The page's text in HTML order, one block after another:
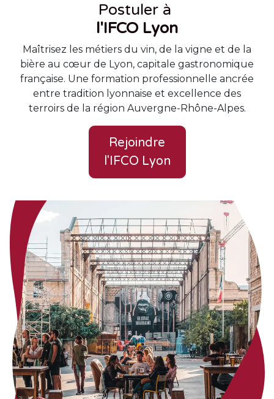
Postuler à
l'IFCO Lyon
Maîtrisez les métiers du vin, de la vigne et de la
bière au cœur de Lyon, capitale gastronomique
française. Une formation professionnelle ancrée
entre tradition lyonnaise et excellence des
terroirs de la région Auvergne-Rhône-Alpes.
Rejoindre
l'IFCO Lyon